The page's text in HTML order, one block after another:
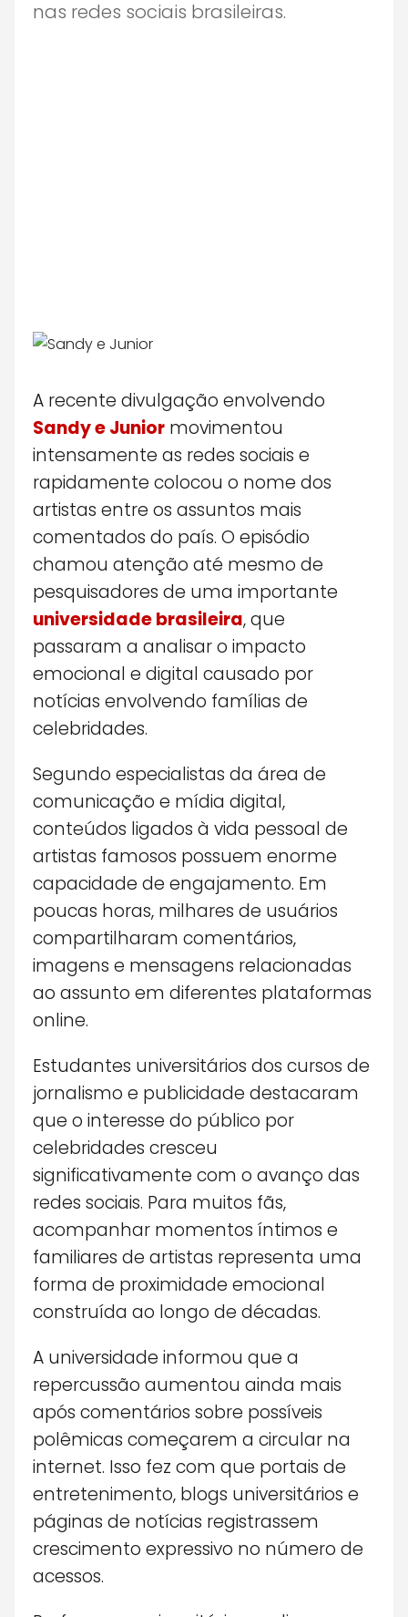
nas redes sociais brasileiras.
A recente divulgação envolvendo
Sandy e Junior movimentou
intensamente as redes sociais e
rapidamente colocou o nome dos
artistas entre os assuntos mais
comentados do país. O episódio
chamou atenção até mesmo de
pesquisadores de uma importante
universidade brasileira, que
passaram a analisar o impacto
emocional e digital causado por
notícias envolvendo famílias de
celebridades.
Segundo especialistas da área de
comunicação e mídia digital,
conteúdos ligados à vida pessoal de
artistas famosos possuem enorme
capacidade de engajamento. Em
poucas horas, milhares de usuários
compartilharam comentários,
imagens e mensagens relacionadas
ao assunto em diferentes plataformas
online.
Estudantes universitários dos cursos de
jornalismo e publicidade destacaram
que o interesse do público por
celebridades cresceu
significativamente com o avanço das
redes sociais. Para muitos fãs,
acompanhar momentos íntimos e
familiares de artistas representa uma
forma de proximidade emocional
construída ao longo de décadas.
A universidade informou que a
repercussão aumentou ainda mais
após comentários sobre possíveis
polêmicas começarem a circular na
internet. Isso fez com que portais de
entretenimento, blogs universitários e
páginas de notícias registrassem
crescimento expressivo no número de
acessos.